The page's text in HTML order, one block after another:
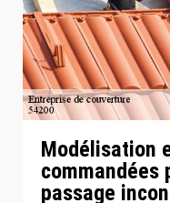
Modélisation
commandées
passage